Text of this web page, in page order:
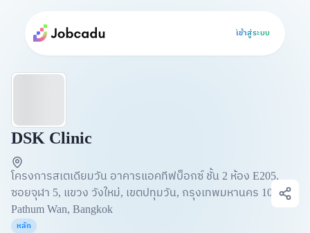
เข้าสู่ระบบ
DSK Clinic
โครงการสเตเดียมวัน อาคารแอคทีฟบ็อกซ์ ชั้น 2 ห้อง E205,
ซอยจุฬา 5, แขวง วังใหม่, เขตปทุมวัน, กรุงเทพมหานคร 10330. ,
Pathum Wan, Bangkok
หลัก